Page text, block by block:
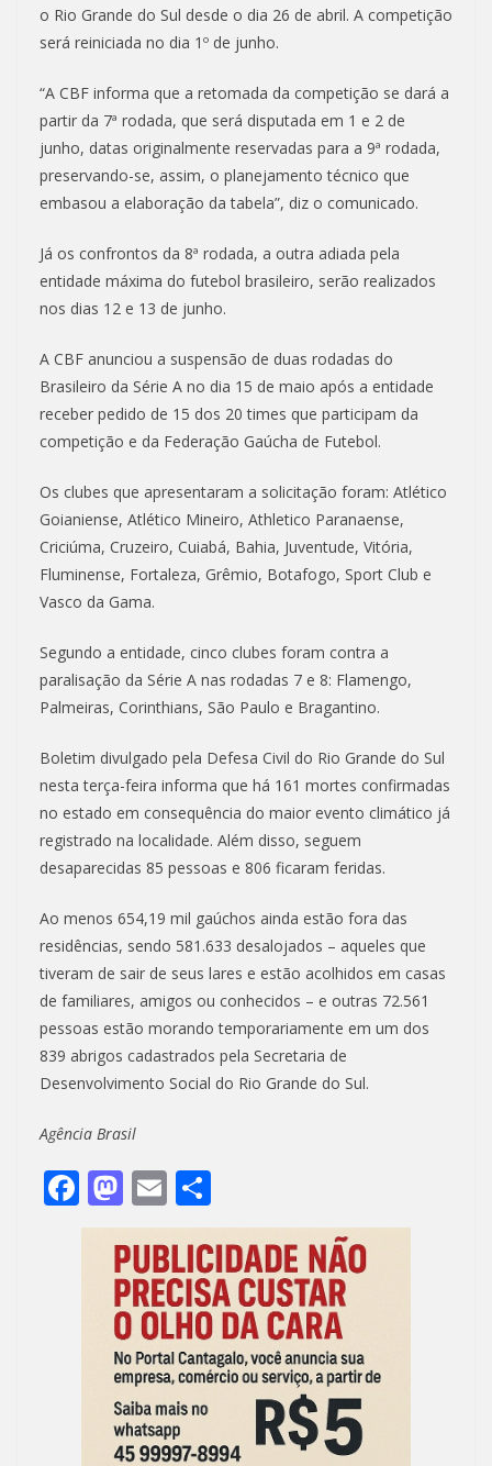
o Rio Grande do Sul desde o dia 26 de abril. A competição
será reiniciada no dia 1º de junho.
“A CBF informa que a retomada da competição se dará a
partir da 7ª rodada, que será disputada em 1 e 2 de
junho, datas originalmente reservadas para a 9ª rodada,
preservando-se, assim, o planejamento técnico que
embasou a elaboração da tabela”, diz o comunicado.
Já os confrontos da 8ª rodada, a outra adiada pela
entidade máxima do futebol brasileiro, serão realizados
nos dias 12 e 13 de junho.
A CBF anunciou a suspensão de duas rodadas do
Brasileiro da Série A no dia 15 de maio após a entidade
receber pedido de 15 dos 20 times que participam da
competição e da Federação Gaúcha de Futebol.
Os clubes que apresentaram a solicitação foram: Atlético
Goianiense, Atlético Mineiro, Athletico Paranaense,
Criciúma, Cruzeiro, Cuiabá, Bahia, Juventude, Vitória,
Fluminense, Fortaleza, Grêmio, Botafogo, Sport Club e
Vasco da Gama.
Segundo a entidade, cinco clubes foram contra a
paralisação da Série A nas rodadas 7 e 8: Flamengo,
Palmeiras, Corinthians, São Paulo e Bragantino.
Boletim divulgado pela Defesa Civil do Rio Grande do Sul
nesta terça-feira informa que há 161 mortes confirmadas
no estado em consequência do maior evento climático já
registrado na localidade. Além disso, seguem
desaparecidas 85 pessoas e 806 ficaram feridas.
Ao menos 654,19 mil gaúchos ainda estão fora das
residências, sendo 581.633 desalojados – aqueles que
tiveram de sair de seus lares e estão acolhidos em casas
de familiares, amigos ou conhecidos – e outras 72.561
pessoas estão morando temporariamente em um dos
839 abrigos cadastrados pela Secretaria de
Desenvolvimento Social do Rio Grande do Sul.
Agência Brasil
F
ac
M
as
to
d
o
n
E
m
ai
l
h
ar
e